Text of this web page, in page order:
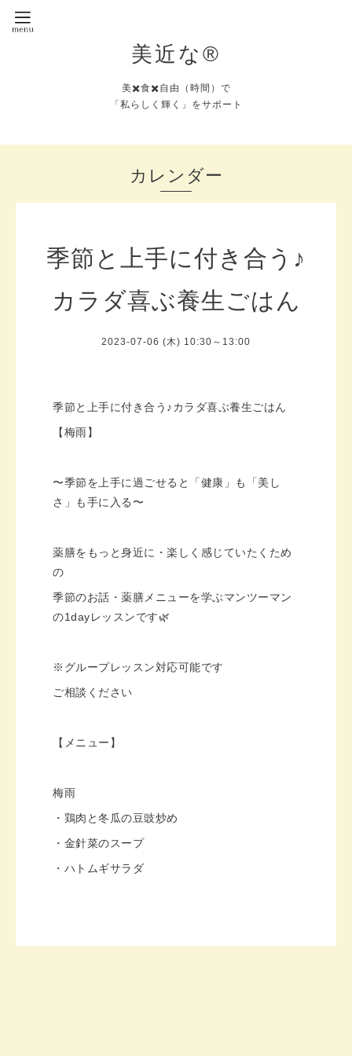
美近な®︎
美✖️食✖️自由（時間）で
「私らしく輝く」をサポート
カレンダー
季節と上手に付き合う♪
カラダ喜ぶ養生ごはん
2023-07-06 (木) 10:30～13:00
季節と上手に付き合う♪カラダ喜ぶ養生ごはん
【梅雨】
〜季節を上手に過ごせると「健康」も「美し
さ」も手に入る〜
薬膳をもっと身近に・楽しく感じていたくため
の
季節のお話・薬膳メニューを学ぶマンツーマン
の1dayレッスンです🌿
※グループレッスン対応可能です
ご相談ください
【メニュー】
梅雨
・鶏肉と冬瓜の豆豉炒め
・金針菜のスープ
・ハトムギサラダ